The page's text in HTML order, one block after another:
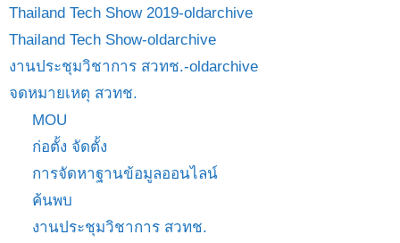
Thailand Tech Show 2019-oldarchive
Thailand Tech Show-oldarchive
งานประชุมวิชาการ สวทช.-oldarchive
จดหมายเหตุ สวทช.
MOU
ก่อตั้ง จัดตั้ง
การจัดหาฐานข้อมูลออนไลน์
ค้นพบ
งานประชุมวิชาการ สวทช.